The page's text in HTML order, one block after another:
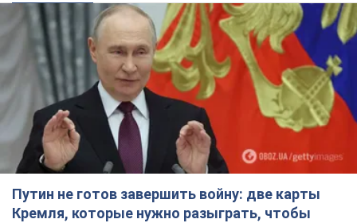
Путин не готов завершить войну: две карты
Кремля, которые нужно разыграть, чтобы